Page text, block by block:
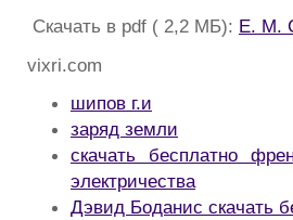
Скачать в pdf ( 2,2 МБ): Е. М.
vixri.com
шипов г.и
заряд земли
скачать бесплатно
электричества
Дэвид Боданис скачать